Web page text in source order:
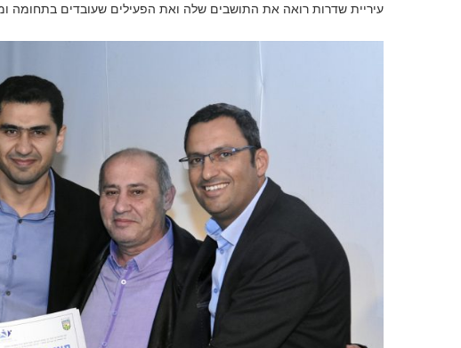
עיריית שדרות רואה את התושבים שלה ואת הפעילים שעובדים בתחומה